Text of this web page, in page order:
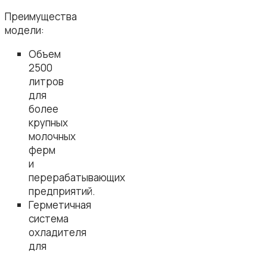
Преимущества
модели:
Объем
2500
литров
для
более
крупных
молочных
ферм
и
перерабатывающих
предприятий.
Герметичная
система
охладителя
для